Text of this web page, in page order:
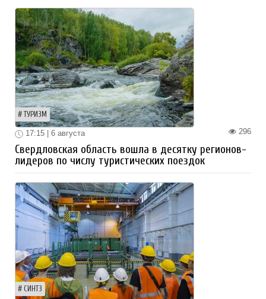
ТУРИЗМ
296
17:15 | 6 августа
Свердловская область вошла в десятку регионов-
лидеров по числу туристических поездок
СИНТЗ